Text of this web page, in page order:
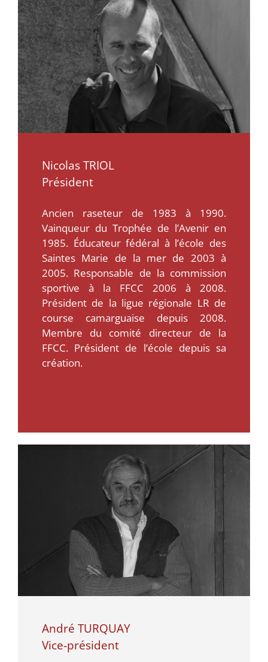
Nicolas TRIOL
Président
Ancien raseteur de 1983 à 1990.
Vainqueur du Trophée de l’Avenir en
1985. Éducateur fédéral à l’école des
Saintes Marie de la mer de 2003 à
2005. Responsable de la commission
sportive à la FFCC 2006 à 2008.
Président de la ligue régionale LR de
course camarguaise depuis 2008.
Membre du comité directeur de la
FFCC. Président de l’école depuis sa
création.
André TURQUAY
Vice-président